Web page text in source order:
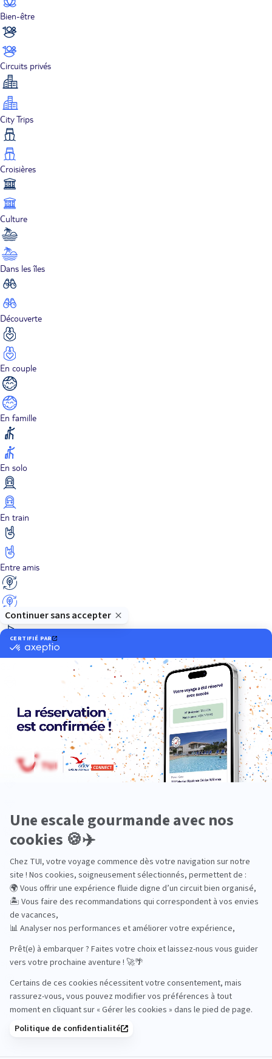
Bien-être
Circuits privés
City Trips
Croisières
Culture
Dans les îles
Découverte
En couple
En famille
En solo
En train
Entre amis
Ethique
Hôtel de charme
Insolite
Luxe
Nature
Neige
Plongée
Premium